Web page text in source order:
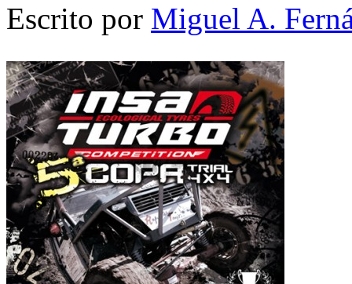
Escrito por Miguel A.